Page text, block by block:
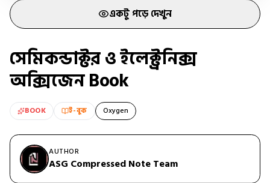
একটু পড়ে দেখুন
সেমিকন্ডাক্টর ও ইলেক্ট্রনিক্স
অক্সিজেন Book
BOOK ই-বুক Oxygen
AUTHOR
ASG Compressed Note Team